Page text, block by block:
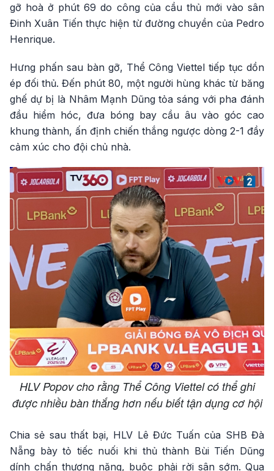
gỡ hoà ở phút 69 do công của cầu thủ mới vào sân
Đinh Xuân Tiến thực hiện từ đường chuyền của Pedro
Henrique.
Hưng phấn sau bàn gỡ, Thể Công Viettel tiếp tục dồn
ép đối thủ. Đến phút 80, một người hùng khác từ băng
ghế dự bị là Nhâm Mạnh Dũng tỏa sáng với pha đánh
đầu hiểm hóc, đưa bóng bay cầu âu vào góc cao
khung thành, ấn định chiến thắng ngược dòng 2-1 đầy
cảm xúc cho đội chủ nhà.
HLV Popov cho rằng Thể Công Viettel có thể ghi
được nhiều bàn thắng hơn nếu biết tận dụng cơ hội
Chia sẻ sau thất bại, HLV Lê Đức Tuấn của SHB Đà
Nẵng bày tỏ tiếc nuối khi thủ thành Bùi Tiến Dũng
dính chấn thương nặng, buộc phải rời sân sớm. Qua